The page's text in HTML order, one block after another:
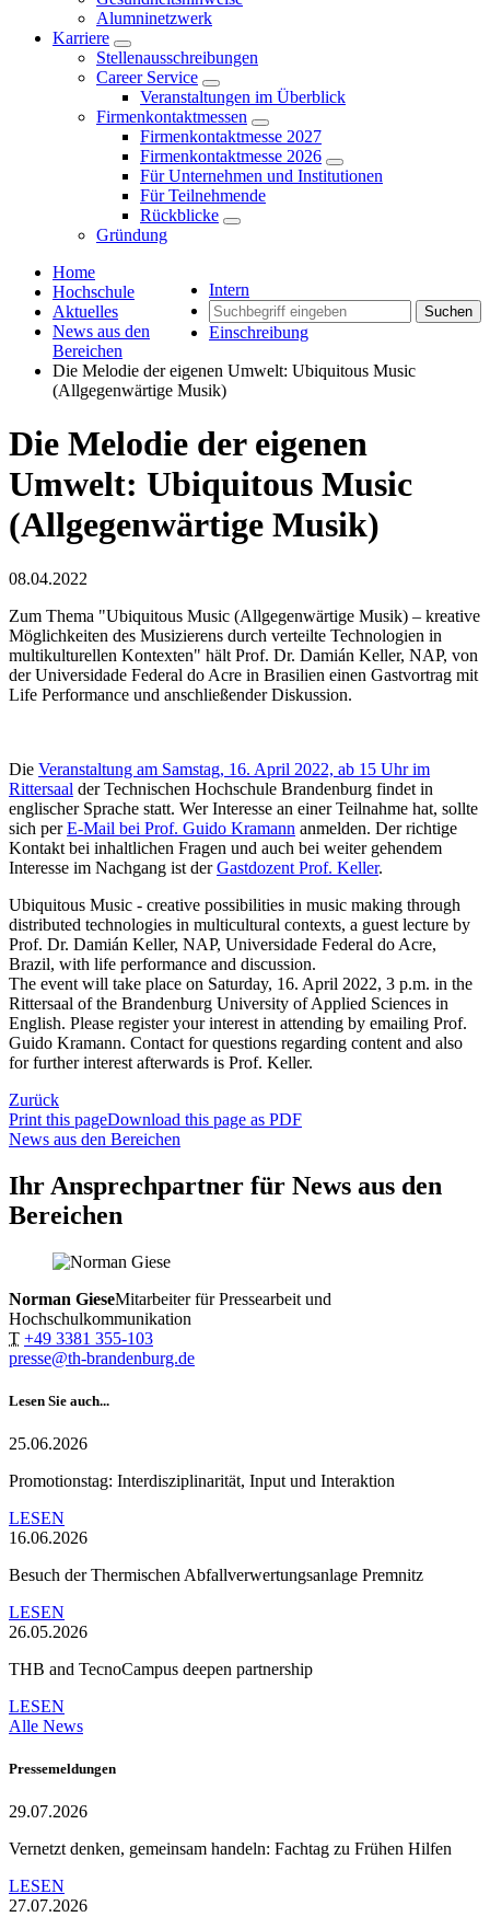
Alumninetzwerk
Karriere
Stellenausschreibungen
Career Service
Veranstaltungen im Überblick
Firmenkontaktmessen
Firmenkontaktmesse 2027
Firmenkontaktmesse 2026
Für Unternehmen und Institutionen
Für Teilnehmende
Rückblicke
Gründung
Intern
Suchen
Einschreibung
Home
Hochschule
Aktuelles
News aus den
Bereichen
Die Melodie der eigenen Umwelt: Ubiquitous Music
(Allgegenwärtige Musik)
Die Melodie der eigenen
Umwelt: Ubiquitous Music
(Allgegenwärtige Musik)
08.04.2022
Zum Thema "Ubiquitous Music (Allgegenwärtige Musik) – kreative
Möglichkeiten des Musizierens durch verteilte Technologien in
multikulturellen Kontexten" hält Prof. Dr. Damián Keller, NAP, von
der Universidade Federal do Acre in Brasilien einen Gastvortrag mit
Life Performance und anschließender Diskussion.
Die Veranstaltung am Samstag, 16. April 2022, ab 15 Uhr im
Rittersaal der Technischen Hochschule Brandenburg findet in
englischer Sprache statt. Wer Interesse an einer Teilnahme hat, sollte
sich perE-Mail bei Prof. Guido Kramann anmelden. Der richtige
Kontakt bei inhaltlichen Fragen und auch bei weiter gehendem
Interesse im Nachgang ist derGastdozent Prof. Keller.
Ubiquitous Music - creative possibilities in music making through
distributed technologies in multicultural contexts, a guest lecture by
Prof. Dr. Damián Keller, NAP, Universidade Federal do Acre,
Brazil, with life performance and discussion.
The event will take place on Saturday, 16. April 2022, 3 p.m. in the
Rittersaal of the Brandenburg University of Applied Sciences in
English. Please register your interest in attending by emailing Prof.
Guido Kramann. Contact for questions regarding content and also
for further interest afterwards is Prof. Keller.
Zurück
Print this pageDownload this page as PDF
News aus den Bereichen
Ihr Ansprechpartner für News aus den
Bereichen
Norman GieseMitarbeiter für Pressearbeit und
Hochschulkommunikation
T +49 3381 355-103
presse@th-brandenburg.de
Lesen Sie auch...
25.06.2026
Promotionstag: Interdisziplinarität, Input und Interaktion
LESEN
16.06.2026
Besuch der Thermischen Abfallverwertungsanlage Premnitz
LESEN
26.05.2026
THB and TecnoCampus deepen partnership
LESEN
Alle News
Pressemeldungen
29.07.2026
Vernetzt denken, gemeinsam handeln: Fachtag zu Frühen Hilfen
LESEN
27.07.2026